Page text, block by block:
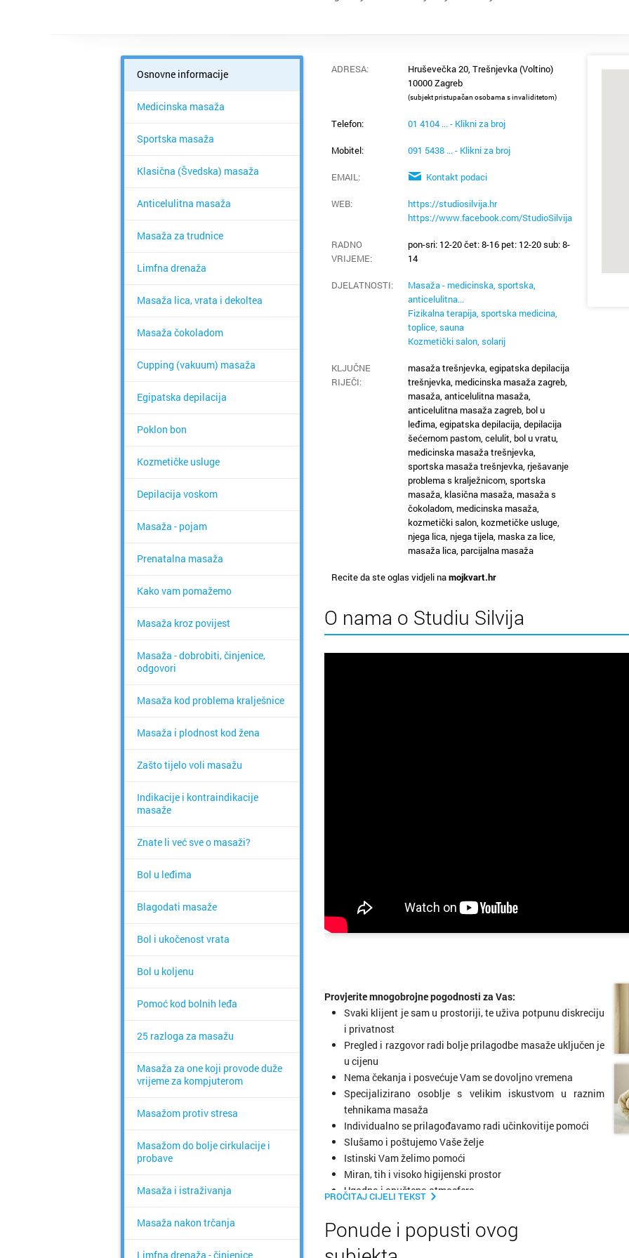
otok
otok Krk
otok
Osnovne informacije
Medicinska masaža
Sportska masaža
Klasična (Švedska) masaža
Anticelulitna masaža
Masaža za trudnice
Limfna drenaža
Masaža lica, vrata i dekoltea
Masaža čokoladom
Cupping (vakuum) masaža
Egipatska depilacija
Poklon bon
Kozmetičke usluge
Depilacija voskom
Masaža - pojam
Prenatalna masaža
Kako vam pomažemo
Masaža kroz povijest
Masaža - dobrobiti, činjenice,
odgovori
Masaža kod problema kralješnice
Masaža i plodnost kod žena
Zašto tijelo voli masažu
Indikacije i kontraindikacije
masaže
Znate li već sve o masaži?
Bol u leđima
Blagodati masaže
Bol i ukočenost vrata
Bol u koljenu
Pomoć kod bolnih leđa
25 razloga za masažu
Masaža za one koji provode duže
vrijeme za kompjuterom
Masažom protiv stresa
Masažom do bolje cirkulacije i
probave
Masaža i istraživanja
Masaža nakon trčanja
Limfna drenaža - činjenice
ADRESA:
Hruševečka 20, Trešnjevka (Voltino)
10000 Zagreb
(subjekt pristupačan osobama s invaliditetom)
Telefon: 01 4104 ... - Klikni za broj
Mobitel: 091 5438 ... - Klikni za broj
EMAIL: Kontakt podaci
WEB:
https://studiosilvija.hr
https://www.facebook.com/StudioSilvija
RADNO
VRIJEME:
pon-sri: 12-20 čet: 8-16 pet: 12-20 sub: 8-
14
DJELATNOSTI:
Masaža - medicinska, sportska,
anticelulitna...
Fizikalna terapija, sportska medicina,
toplice, sauna
Kozmetički salon, solarij
KLJUČNE
RIJEČI:
masaža trešnjevka, egipatska depilacija
trešnjevka, medicinska masaža zagreb,
masaža, anticelulitna masaža,
anticelulitna masaža zagreb, bol u
leđima, egipatska depilacija, depilacija
šećernom pastom, celulit, bol u vratu,
medicinska masaža trešnjevka,
sportska masaža trešnjevka, rješavanje
problema s kralježnicom, sportska
masaža, klasična masaža, masaža s
čokoladom, medicinska masaža,
kozmetički salon, kozmetičke usluge,
njega lica, njega tijela, maska za lice,
masaža lica, parcijalna masaža
Recite da ste oglas vidjeli namojkvart.hr
O nama o Studiu Silvija
Provjerite mnogobrojne pogodnosti za Vas:
Svaki klijent je sam u prostoriji, te uživa potpunu diskreciju
i privatnost
Pregled i razgovor radi bolje prilagodbe masaže uključen je
u cijenu
Nema čekanja i posvećuje Vam se dovoljno vremena
Specijalizirano osoblje s velikim iskustvom u raznim
tehnikama masaža
Individualno se prilagođavamo radi učinkovitije pomoći
Slušamo i poštujemo Vaše želje
Istinski Vam želimo pomoći
Miran, tih i visoko higijenski prostor
Ugodna i opuštena atmosfera
Koriste se prirodna i organska hladno prešana ulja
Svi preparati su visoke kvalitete i ne izazivaju alergijske reakcije
Čekaju Vas korisni savjeti i pokazne vježbe prilagođene Vama
PROČITAJ CIJELI TEKST
Ponude i popusti ovog